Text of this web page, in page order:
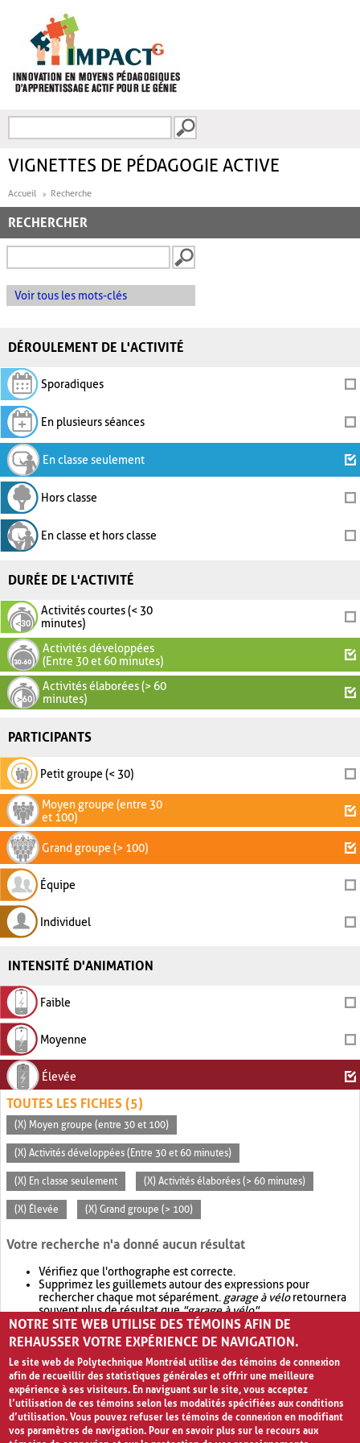
FORMULAIRE DE
VIGNETTES DE PÉDAGOGIE ACTIVE
Accueil Recherche
RECHERCHER
Voir tous les mots-clés
DÉROULEMENT DE L'ACTIVITÉ
Sporadiques
En plusieurs séances
En classe seulement
Hors classe
En classe et hors classe
DURÉE DE L'ACTIVITÉ
Activités courtes (< 30
minutes)
Activités développées
(Entre 30 et 60 minutes)
Activités élaborées (> 60
minutes)
PARTICIPANTS
Petit groupe (< 30)
Moyen groupe (entre 30
et 100)
Grand groupe (> 100)
Équipe
Individuel
INTENSITÉ D'ANIMATION
Faible
Moyenne
Élevée
TOUTES LES FICHES (5)
(X) Moyen groupe (entre 30 et 100)
(X) Activités développées (Entre 30 et 60 minutes)
(X) En classe seulement (X) Activités élaborées (> 60 minutes)
(X) Élevée (X) Grand groupe (> 100)
Votre recherche n'a donné aucun résultat
Vérifiez que l'orthographe est correcte.
Supprimez les guillemets autour des expressions pour
rechercher chaque mot séparément. garage à véloretournera
souvent plus de résultat que"garage à vélo".
Envisagez d'élargir votre recherche avec OR.garage OR vélo
retournera souvent plus de résultat quegarage à vélo
NOTRE SITE WEB UTILISE DES TÉMOINS AFIN DE
REHAUSSER VOTRE EXPÉRIENCE DE NAVIGATION.
Le site web de Polytechnique Montréal utilise des témoins de connexion
afin de recueillir des statistiques générales et offrir une meilleure
expérience à ses visiteurs. En naviguant sur le site, vous acceptez
l’utilisation de ces témoins selon les modalités spécifiées aux conditions
d’utilisation. Vous pouvez refuser les témoins de connexion en modifiant
vos paramètres de navigation. Pour en savoir plus sur le recours aux